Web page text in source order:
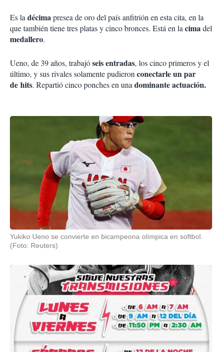
Es ladécimapresea de oro del país anfitrión en esta cita, en la
que también tiene tres platas y cinco bronces. Está en lacimadel
medallero.
Ueno, de 39 años, trabajóseis entradas, los cinco primeros y el
último, y sus rivales solamente pudieronconectarle un par
de hits. Repartió cinco ponches en unadominante actuación.
Yukiko Ueno se convierte en bicampeona olímpica en softbol.
(Foto: Reuters)